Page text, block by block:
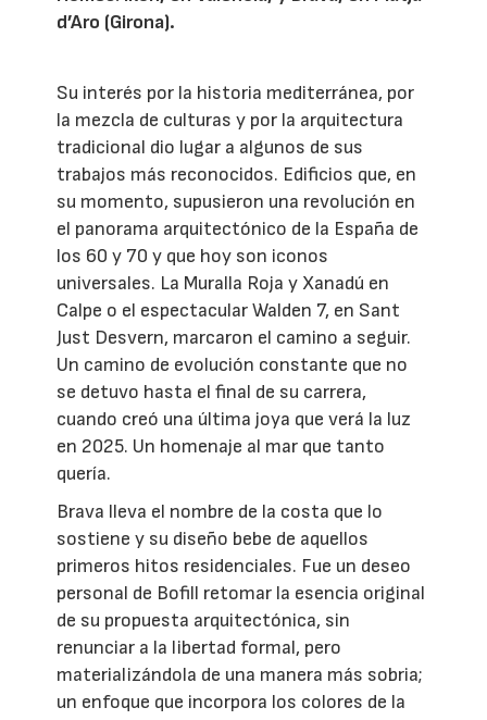
d’Aro (Girona).
Su interés por la historia mediterránea, por
la mezcla de culturas y por la arquitectura
tradicional dio lugar a algunos de sus
trabajos más reconocidos. Edificios que, en
su momento, supusieron una revolución en
el panorama arquitectónico de la España de
los 60 y 70 y que hoy son iconos
universales. La Muralla Roja y Xanadú en
Calpe o el espectacular Walden 7, en Sant
Just Desvern, marcaron el camino a seguir.
Un camino de evolución constante que no
se detuvo hasta el final de su carrera,
cuando creó una última joya que verá la luz
en 2025. Un homenaje al mar que tanto
quería.
Brava lleva el nombre de la costa que lo
sostiene y su diseño bebe de aquellos
primeros hitos residenciales. Fue un deseo
personal de Bofill retomar la esencia original
de su propuesta arquitectónica, sin
renunciar a la libertad formal, pero
materializándola de una manera más sobria;
un enfoque que incorpora los colores de la